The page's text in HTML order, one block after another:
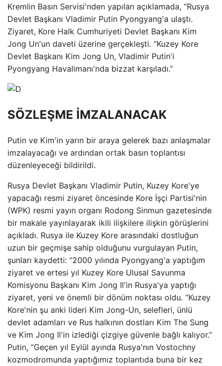
Kremlin Basın Servisi'nden yapılan açıklamada, “Rusya
Devlet Başkanı Vladimir Putin Pyongyang'a ulaştı.
Ziyaret, Kore Halk Cumhuriyeti Devlet Başkanı Kim
Jong Un'un daveti üzerine gerçekleşti. “Kuzey Kore
Devlet Başkanı Kim Jong Un, Vladimir Putin'i
Pyongyang Havalimanı'nda bizzat karşıladı.”
SÖZLEŞME İMZALANACAK
Putin ve Kim'in yarın bir araya gelerek bazı anlaşmalar
imzalayacağı ve ardından ortak basın toplantısı
düzenleyeceği bildirildi.
Rusya Devlet Başkanı Vladimir Putin, Kuzey Kore'ye
yapacağı resmi ziyaret öncesinde Kore İşçi Partisi'nin
(WPK) resmi yayın organı Rodong Sinmun gazetesinde
bir makale yayınlayarak ikili ilişkilere ilişkin görüşlerini
açıkladı. Rusya ile Kuzey Kore arasındaki dostluğun
uzun bir geçmişe sahip olduğunu vurgulayan Putin,
şunları kaydetti: “2000 yılında Pyongyang'a yaptığım
ziyaret ve ertesi yıl Kuzey Kore Ulusal Savunma
Komisyonu Başkanı Kim Jong Il'in Rusya'ya yaptığı
ziyaret, yeni ve önemli bir dönüm noktası oldu. “Kuzey
Kore'nin şu anki lideri Kim Jong-Un, selefleri, ünlü
devlet adamları ve Rus halkının dostları Kim The Sung
ve Kim Jong Il'in izlediği çizgiye güvenle bağlı kalıyor.”
Putin, “Geçen yıl Eylül ayında Rusya'nın Vostochny
kozmodromunda yaptığımız toplantıda buna bir kez